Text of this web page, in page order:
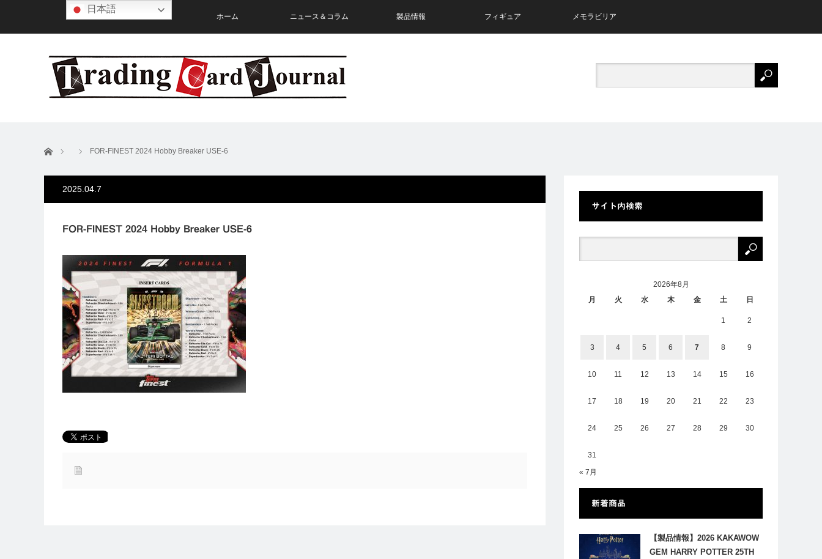
ホーム ニュース＆コラム 製品情報 フィギュア メモラビリア
ホーム FOR-FINEST 2024 Hobby Breaker USE-6
2025.04.7
FOR-FINEST 2024 Hobby Breaker USE-6
サイト内検索
2026年8月
月
火 水 木 金 土 日
1 2
3 4 5 6 7 8 9
10 11 12 13 14 15 16
17 18 19 20 21 22 23
24 25 26 27 28 29 30
31
« 7月
新着商品
【製品情報】2026 KAKAWOW
GEM HARRY POTTER 25TH
日本語